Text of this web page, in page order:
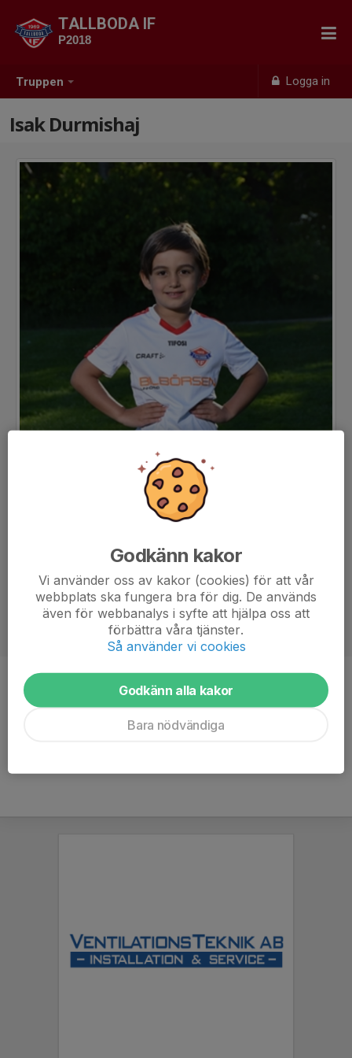
Truppen Logga in
TALLBODA IF
P2018
Isak Durmishaj
Position
-
Ålder
7 år
Godkänn kakor
Vi använder oss av kakor (cookies) för att vår
webbplats ska fungera bra för dig. De används
även för webbanalys i syfte att hjälpa oss att
förbättra våra tjänster.
Så använder vi cookies
Godkänn alla kakor
Bara nödvändiga